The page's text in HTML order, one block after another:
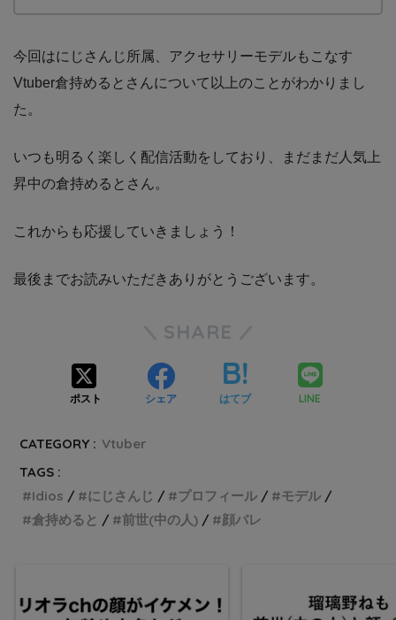
今回はにじさんじ所属、アクセサリーモデルもこなす
Vtuber倉持めるとさんについて以上のことがわかりまし
た。
いつも明るく楽しく配信活動をしており、まだまだ人気上
昇中の倉持めるとさん。
これからも応援していきましょう！
最後までお読みいただきありがとうございます。
SHARE
ポスト シェア はてブ LINE
CATEGORY : Vtuber
TAGS :
Idios
にじさんじ プロフィール
モデル
倉持めると
前世(中の人) 顔バレ